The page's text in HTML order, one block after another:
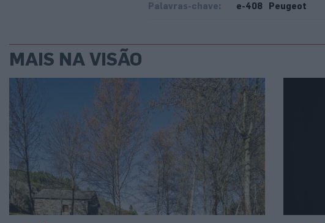
Palavras-chave: e-408 Peugeot
MAIS NA VISÃO